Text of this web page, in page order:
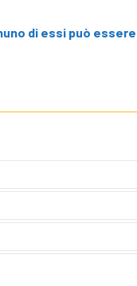
di essi può essere